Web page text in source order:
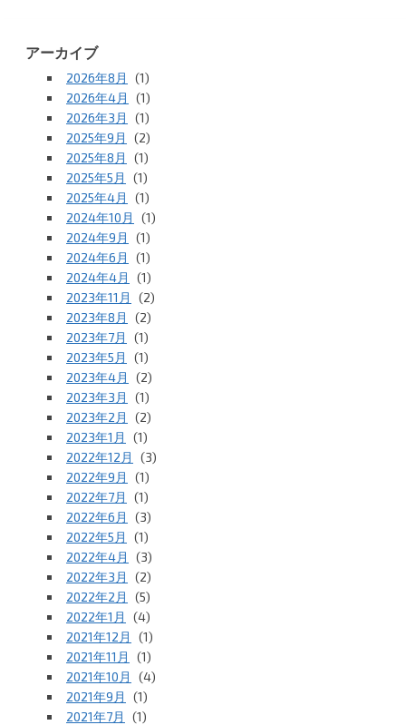
アーカイブ
2026年8月
(1)
2026年4月
(1)
2026年3月
(1)
2025年9月
(2)
2025年8月
(1)
2025年5月
(1)
2025年4月
(1)
2024年10月
(1)
2024年9月
(1)
2024年6月
(1)
2024年4月
(1)
2023年11月
(2)
2023年8月
(2)
2023年7月
(1)
2023年5月
(1)
2023年4月
(2)
2023年3月
(1)
2023年2月
(2)
2023年1月
(1)
2022年12月
(3)
2022年9月
(1)
2022年7月
(1)
2022年6月
(3)
2022年5月
(1)
2022年4月
(3)
2022年3月
(2)
2022年2月
(5)
2022年1月
(4)
2021年12月
(1)
2021年11月
(1)
2021年10月
(4)
2021年9月
(1)
2021年7月
(1)